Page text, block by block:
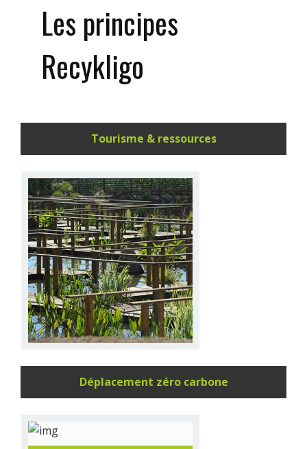
Les principes
Recykligo
Tourisme & ressources
TOURISMES AUX BONNES
RESSOURCES
Le tourisme, un pan essentiel
du développement
économique produit aussi des
impacts négatifs…
Déplacement zéro carbone